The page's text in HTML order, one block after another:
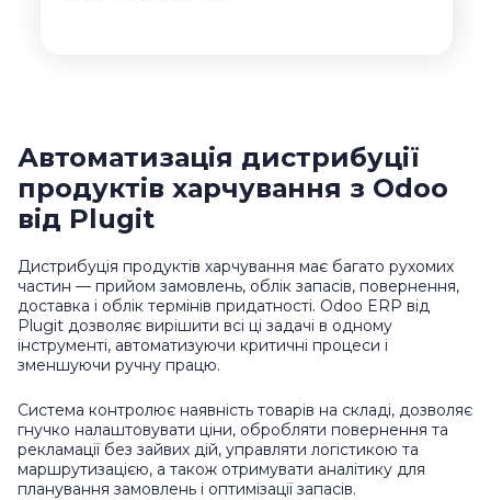
Автоматизація дистрибуції
продуктів харчування з Odoo
від Plugit
Дистрибуція продуктів харчування має багато рухомих
частин — прийом замовлень, облік запасів, повернення,
доставка і облік термінів придатності. Odoo ERP від
Plugit дозволяє вирішити всі ці задачі в одному
інструменті, автоматизуючи критичні процеси і
зменшуючи ручну працю.
Система контролює наявність товарів на складі, дозволяє
гнучко налаштовувати ціни, обробляти повернення та
рекламації без зайвих дій, управляти логістикою та
маршрутизацією, а також отримувати аналітику для
планування замовлень і оптимізації запасів.